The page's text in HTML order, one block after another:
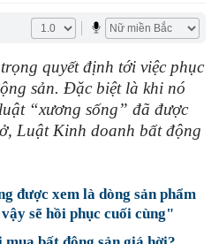
quyết định tới việc phục
sản. Đặc biệt là khi nó
“xương sống” đã được
Luật Kinh doanh bất động
được xem là dòng sản phẩm
sẽ hồi phục cuối cùng"